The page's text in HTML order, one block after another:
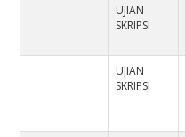
UJIAN
SKRIPSI
UJIAN
SKRIPSI